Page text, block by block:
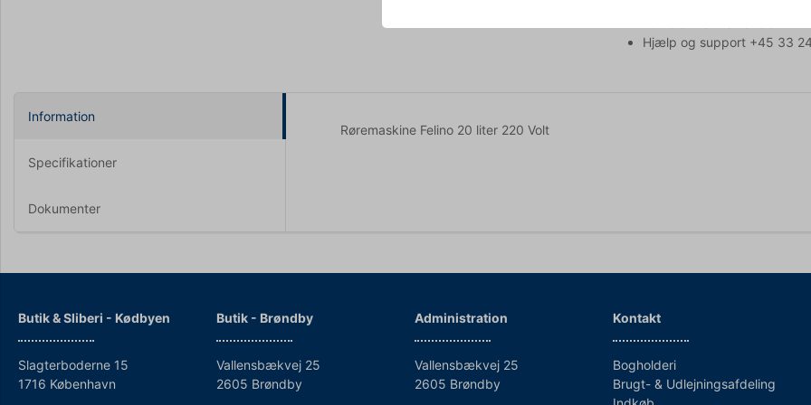
Hjælp og support +45 33
Information
Specifikationer
Dokumenter
Røremaskine Felino 20 liter 220 Volt
Butik & Sliberi - Kødbyen
Slagterboderne 15
1716 København
Butik - Brøndby
Vallensbækvej 25
2605 Brøndby
Administration
Vallensbækvej 25
2605 Brøndby
Kontakt
Bogholderi
Brugt- & Udlejningsafdeling